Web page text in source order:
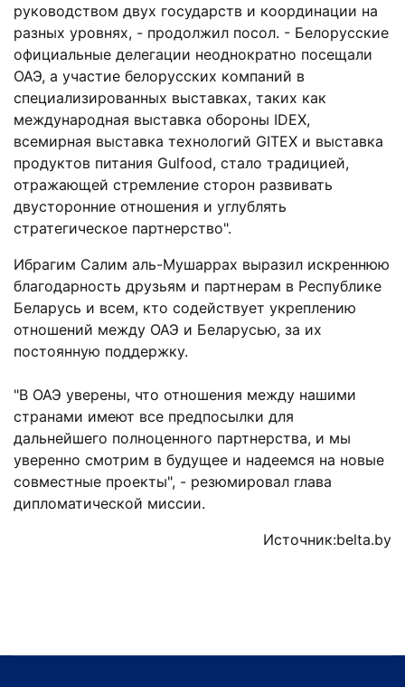
руководством двух государств и координации на
разных уровнях, - продолжил посол. - Белорусские
официальные делегации неоднократно посещали
ОАЭ, а участие белорусских компаний в
специализированных выставках, таких как
международная выставка обороны IDEX,
всемирная выставка технологий GITEX и выставка
продуктов питания Gulfood, стало традицией,
отражающей стремление сторон развивать
двусторонние отношения и углублять
стратегическое партнерство".
Ибрагим Салим аль-Мушаррах выразил искреннюю
благодарность друзьям и партнерам в Республике
Беларусь и всем, кто содействует укреплению
отношений между ОАЭ и Беларусью, за их
постоянную поддержку.
"В ОАЭ уверены, что отношения между нашими
странами имеют все предпосылки для
дальнейшего полноценного партнерства, и мы
уверенно смотрим в будущее и надеемся на новые
совместные проекты", - резюмировал глава
дипломатической миссии.
Источник:belta.by